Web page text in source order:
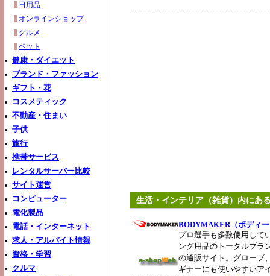
日用品
オンラインショップ
グルメ
ペット
健康・ダイエット
ブランド・ファッション
ギフト・花
コスメティック
不動産・住まい
子供
旅行
携帯サービス
レンタルサーバー比較
サイト運営
コンピューター
電化製品
電話・インターネット
求人・アルバイト情報
資格・学習
クルマ
生活・インテリア（雑貨）内にあ
BODYMAKER（ボディ
プロ選手も多数使用して
ング用品のトータルブラ
の通販サイト。グローブ
ギナーにも使いやすいア